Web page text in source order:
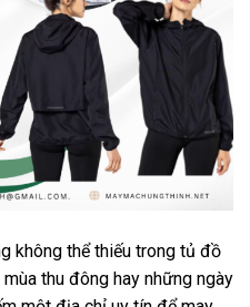
không thể thiếu trong tủ đồ
thu đông hay những ngày